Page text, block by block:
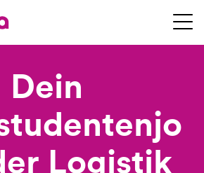
Dein
Logistik